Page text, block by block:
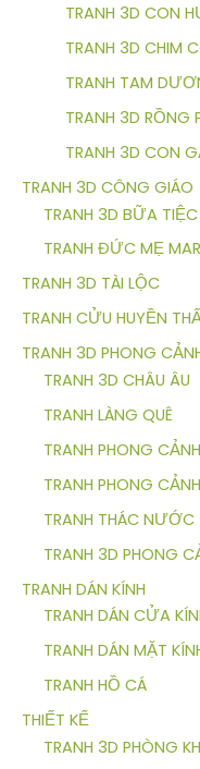
TRANH 3D CON
TRANH 3D CHIM
TRANH TAM
TRANH 3D RỒNG
TRANH 3D CON
TRANH 3D CÔNG GIÁO
TRANH 3D BỮA TIỆC
TRANH ĐỨC MẸ
TRANH 3D TÀI LỘC
TRANH CỬU HUYỀN
TRANH 3D PHONG
TRANH 3D CHÂU ÂU
TRANH LÀNG QUÊ
TRANH PHONG
TRANH PHONG
TRANH THÁC NƯỚC
TRANH 3D PHONG
TRANH DÁN KÍNH
TRANH DÁN CỬA
TRANH DÁN MẶT
TRANH HỒ CÁ
THIẾT KẾ
TRANH 3D PHÒNG